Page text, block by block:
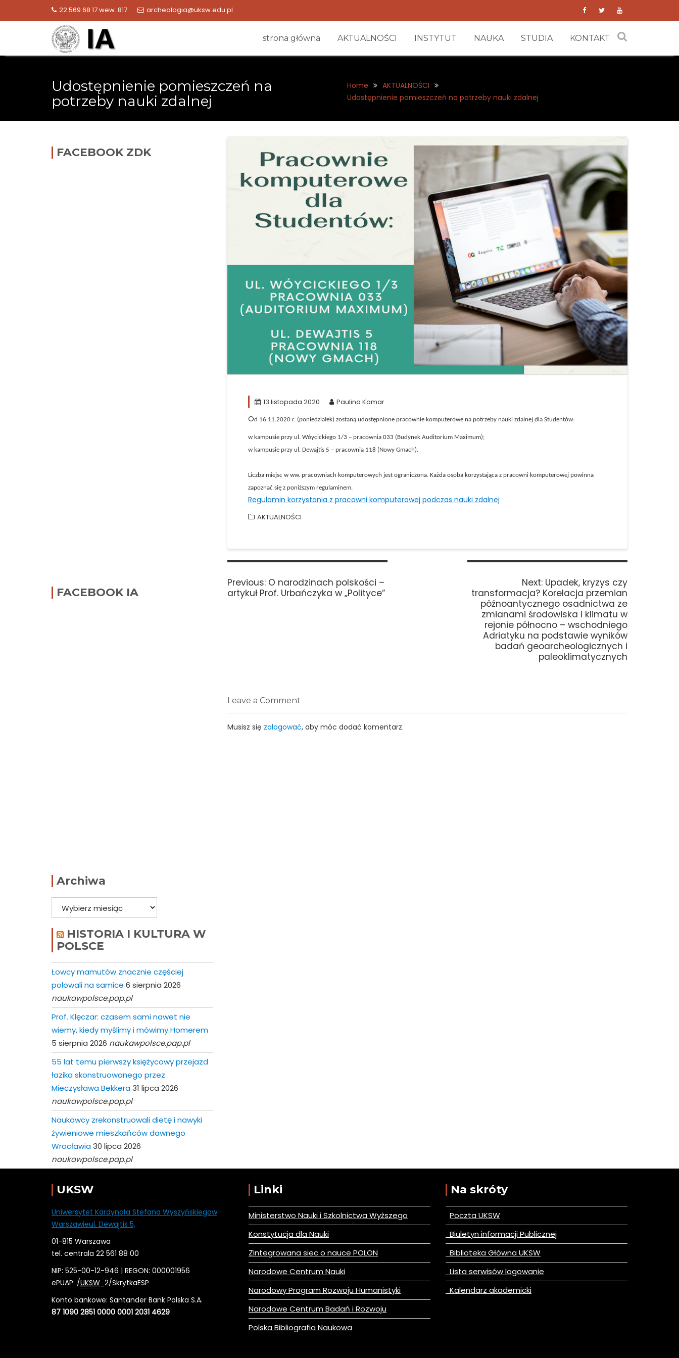
22 569 68 17 wew. 817 archeologia@uksw.edu.pl
strona główna AKTUALNOŚCI INSTYTUT NAUKA STUDIA KONTAKT
Udostępnienie pomieszczeń na
potrzeby nauki zdalnej
Home
AKTUALNOŚCI
Udostępnienie pomieszczeń na potrzeby nauki zdalnej
13 listopada 2020 Paulina Komar
Od 16.11.2020 r. (poniedziałek) zostaną udostępnione pracownie komputerowe na potrzeby nauki zdalnej dla Studentów:
w kampusie przy ul. Wóycickiego 1/3 – pracownia 033 (Budynek Auditorium Maximum);
w kampusie przy ul. Dewajtis 5 – pracownia 118 (Nowy Gmach).
Liczba miejsc w ww. pracowniach komputerowych jest ograniczona. Każda osoba korzystająca z pracowni komputerowej powinna
zapoznać się z poniższym regulaminem.
Regulamin korzystania z pracowni komputerowej podczas nauki zdalnej
AKTUALNOŚCI
Nawigacja
Previous: Previous
post:
O narodzinach polskości –
artykuł Prof. Urbańczyka w „Polityce”
Next: Next
post:
Upadek, kryzys czy
transformacja? Korelacja przemian
późnoantycznego osadnictwa ze
zmianami środowiska i klimatu w
rejonie północno – wschodniego
Adriatyku na podstawie wyników
badań geoarcheologicznych i
paleoklimatycznych
Leave a Comment
Musisz się zalogować, aby móc dodać komentarz.
FACEBOOK ZDK
FACEBOOK IA
Archiwa
Archiwa
HISTORIA I KULTURA W
POLSCE
Łowcy mamutów znacznie częściej
polowali na samice 6 sierpnia 2026
naukawpolsce.pap.pl
Prof. Klęczar: czasem sami nawet nie
wiemy, kiedy myślimy i mówimy Homerem
5 sierpnia 2026 naukawpolsce.pap.pl
55 lat temu pierwszy księżycowy przejazd
łazika skonstruowanego przez
Mieczysława Bekkera31 lipca 2026
naukawpolsce.pap.pl
Naukowcy zrekonstruowali dietę i nawyki
żywieniowe mieszkańców dawnego
Wrocławia30 lipca 2026
naukawpolsce.pap.pl
UKSW
Uniwersytet Kardynała Stefana Wyszyńskiegow
Warszawieul. Dewajtis 5,
01-815 Warszawa
tel. centrala 22 561 88 00
NIP: 525-00-12-946 | REGON: 000001956
ePUAP: /UKSW _2/SkrytkaESP
Konto bankowe: Santander Bank Polska S.A.
87 1090 2851 0000 0001 2031 4629
Linki
Ministerstwo Nauki i Szkolnictwa Wyższego
Konstytucja dla Nauki
Zintegrowana siec o nauce POLON
Narodowe Centrum Nauki
Narodowy Program Rozwoju Humanistyki
Narodowe Centrum Badań i Rozwoju
Polska Bibliografia Naukowa
Na skróty
Poczta UKSW
Biuletyn informacji Publicznej
Biblioteka Główna UKSW
Lista serwisów logowanie
Kalendarz akademicki